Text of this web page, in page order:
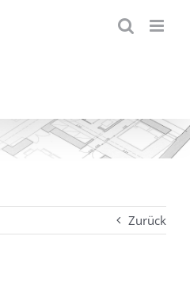
Zurück